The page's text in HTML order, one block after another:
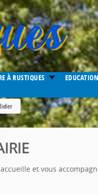
À RUSTIQUES EDUCATION
et vous